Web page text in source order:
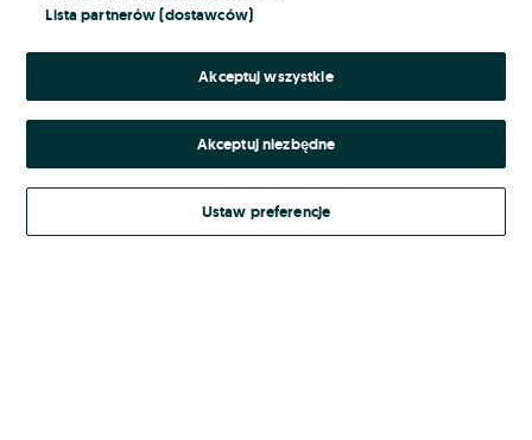
Kontynuując za pośrednictwem jednego z dostawców wskazanych powyżej,
Regulamin serwisu OLX.pl w jego aktualnym brzmieniu.
Lista partnerów (dostawców)
Akceptuj wszystkie
Akceptuj niezbędne
Ustaw preferencje